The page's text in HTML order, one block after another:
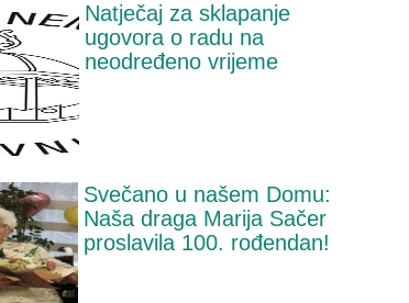
Natječaj za sklapanje
ugovora o radu na
neodređeno vrijeme
Svečano u našem Domu:
Naša draga Marija Sačer
proslavila 100. rođendan!